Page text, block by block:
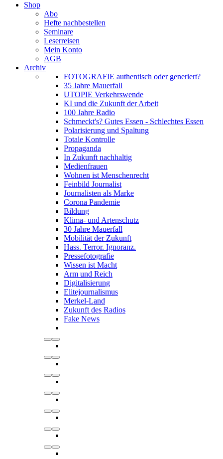
Shop
Abo
Hefte nachbestellen
Seminare
Leserreisen
Mein Konto
AGB
Archiv
FOTOGRAFIE authentisch oder generiert?
35 Jahre Mauerfall
UTOPIE Verkehrswende
KI und die Zukunft der Arbeit
100 Jahre Radio
Schmeckt's? Gutes Essen - Schlechtes Essen
Polarisierung und Spaltung
Totale Kontrolle
Propaganda
In Zukunft nachhaltig
Medienfrauen
Wohnen ist Menschenrecht
Feinbild Journalist
Journalisten als Marke
Corona Pandemie
Bildung
Klima- und Artenschutz
30 Jahre Mauerfall
Mobilität der Zukunft
Hass. Terror. Ignoranz.
Pressefotografie
Wissen ist Macht
Arm und Reich
Digitalisierung
Elitejournalismus
Merkel-Land
Zukunft des Radios
Fake News